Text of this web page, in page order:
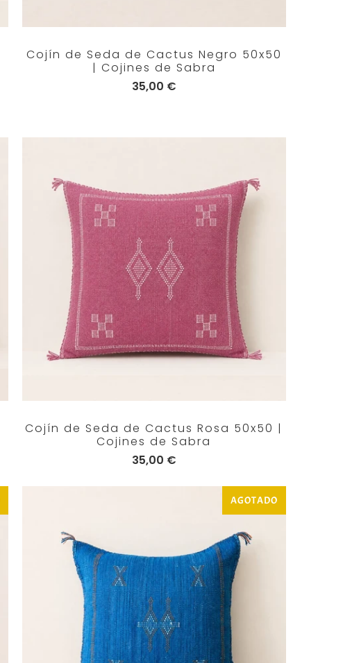
Cojín de Seda de Cactus Negro 50x50
| Cojines de Sabra
35,00 €
Cojín de Seda de Cactus Rosa 50x50 |
Cojines de Sabra
35,00 €
AGOTADO